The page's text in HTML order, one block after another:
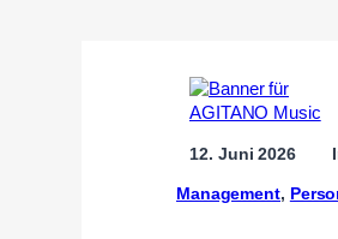
12. Juni 2026
Management,